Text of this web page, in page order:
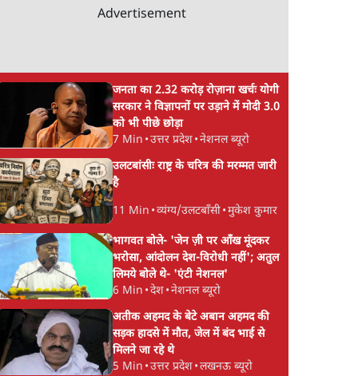
Advertisement
जनता का 2.32 करोड़ रोज़ाना खर्चः योगी
सरकार ने विज्ञापनों पर उड़ाने में मोदी 3.0
को भी पीछे छोड़ा
7 Min •उत्तर प्रदेश•नेशनल ब्यूरो
उलटबांसीः राष्ट्र के चरित्र की मरम्मत जारी
है
11 Min •व्यंग्य/उलटबाँसी•मुकेश कुमार
भागवत बोले- 'जेन ज़ी पर आँख मूंदकर
भरोसा, आंदोलन देश-विरोधी नहीं'; अतुल
लिमये बोले थे- 'एंटी नेशनल'
6 Min •देश•नेशनल ब्यूरो
अतीक अहमद के बेटे अबान अहमद की
सड़क हादसे में मौत, जेल में बंद भाई से
मिलने जा रहे थे
5 Min •उत्तर प्रदेश•लखनऊ ब्यूरो